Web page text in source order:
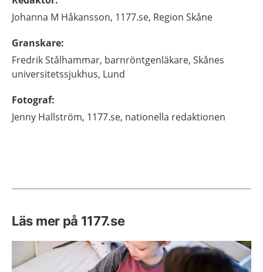
Johanna M Håkansson, 1177.se, Region Skåne
Granskare:
FredrikStålhammar, barnröntgenläkare, Skånes
universitetssjukhus, Lund
Fotograf:
Jenny Hallström, 1177.se, nationella redaktionen
Läs mer på 1177.se